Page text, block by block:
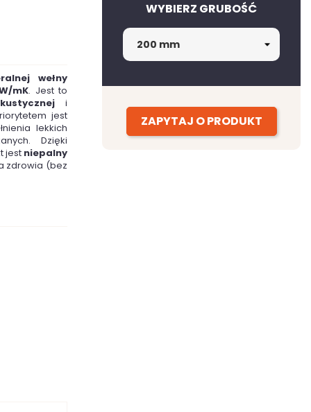
wełny
mK. Jest to
i
jest
lekkich
Dzięki
jest niepalny
zdrowia (bez
WYBIERZ GRUBOŚĆ
ZAPYTAJ O PRODUKT